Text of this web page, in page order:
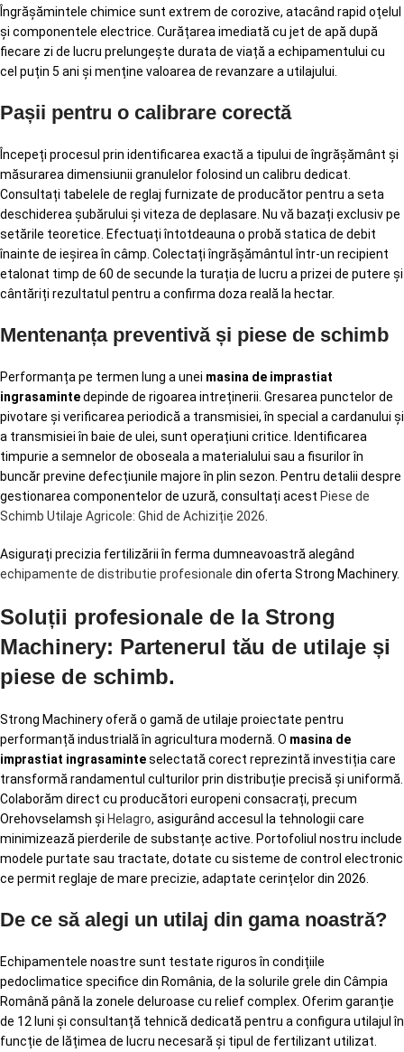
Îngrășămintele chimice sunt extrem de corozive, atacând rapid oțelul
și componentele electrice. Curățarea imediată cu jet de apă după
fiecare zi de lucru prelungește durata de viață a echipamentului cu
cel puțin 5 ani și menține valoarea de revanzare a utilajului.
Pașii pentru o calibrare corectă
Începeți procesul prin identificarea exactă a tipului de îngrășământ și
măsurarea dimensiunii granulelor folosind un calibru dedicat.
Consultați tabelele de reglaj furnizate de producător pentru a seta
deschiderea șubărului și viteza de deplasare. Nu vă bazați exclusiv pe
setările teoretice. Efectuați întotdeauna o probă statica de debit
înainte de ieșirea în câmp. Colectați îngrășământul într-un recipient
etalonat timp de 60 de secunde la turația de lucru a prizei de putere și
cântăriți rezultatul pentru a confirma doza reală la hectar.
Mentenanța preventivă și piese de schimb
Performanța pe termen lung a unei masina de imprastiat
ingrasamintedepinde de rigoarea intreținerii. Gresarea punctelor de
pivotare și verificarea periodică a transmisiei, în special a cardanului și
a transmisiei în baie de ulei, sunt operațiuni critice. Identificarea
timpurie a semnelor de oboseala a materialului sau a fisurilor în
buncăr previne defecțiunile majore în plin sezon. Pentru detalii despre
gestionarea componentelor de uzură, consultați acest Piese de
Schimb Utilaje Agricole: Ghid de Achiziție 2026
Asigurați precizia fertilizării în ferma dumneavoastră alegând
echipamente de distributie profesionale din oferta Strong Machinery.
Soluții profesionale de la Strong
Machinery: Partenerul tău de utilaje și
piese de schimb.
Strong Machinery oferă o gamă de utilaje proiectate pentru
performanță industrială în agricultura modernă. O masina de
imprastiat ingrasaminteselectată corect reprezintă investiția care
transformă randamentul culturilor prin distribuție precisă și uniformă.
Colaborăm direct cu producători europeni consacrați, precum
Orehovselamsh și Helagro, asigurând accesul la tehnologii care
minimizează pierderile de substanțe active. Portofoliul nostru include
modele purtate sau tractate, dotate cu sisteme de control electronic
ce permit reglaje de mare precizie, adaptate cerințelor din 2026.
De ce să alegi un utilaj din gama noastră?
Echipamentele noastre sunt testate riguros în condițiile
pedoclimatice specifice din România, de la solurile grele din Câmpia
Română până la zonele deluroase cu relief complex. Oferim garanție
de 12 luni și consultanță tehnică dedicată pentru a configura utilajul în
funcție de lățimea de lucru necesară și tipul de fertilizant utilizat.